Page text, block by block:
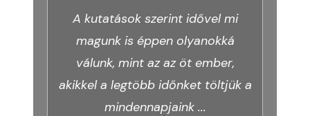
A kutatások szerint idővel mi
magunk is éppen olyanokká
válunk, mint az az öt ember,
akikkel a legtöbb időnket töltjük a
mindennapjaink ...